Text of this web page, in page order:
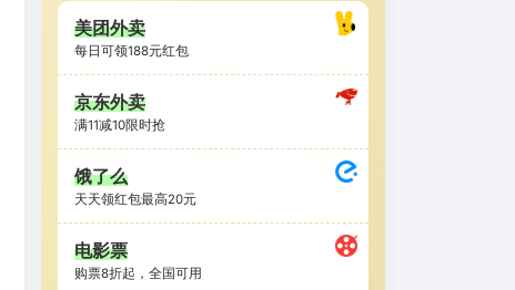
美团外卖
每日可领188元红包
京东外卖
满11减10限时抢
饿了么
天天领红包最高20元
电影票
购票8折起，全国可用